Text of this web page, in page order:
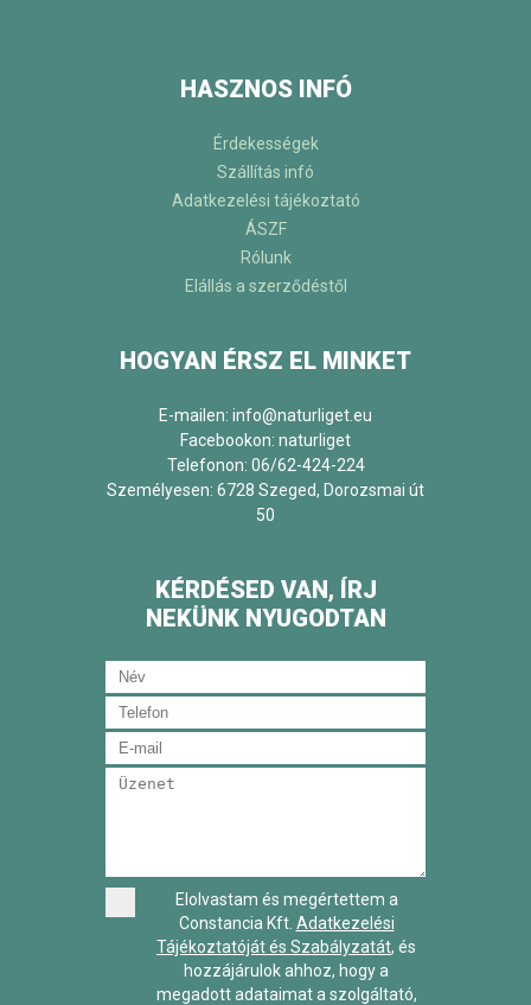
HASZNOS INFÓ
Érdekességek
Szállítás infó
Adatkezelési tájékoztató
ÁSZF
Rólunk
Elállás a szerződéstől
HOGYAN ÉRSZ EL MINKET
E-mailen: info@naturliget.eu
Facebookon: naturliget
Telefonon: 06/62-424-224
Személyesen: 6728 Szeged, Dorozsmai út
50
KÉRDÉSED VAN, ÍRJ
NEKÜNK NYUGODTAN
Elolvastam és megértettem a
Constancia Kft. Adatkezelési
Tájékoztatóját és Szabályzatát, és
hozzájárulok ahhoz, hogy a
megadott adataimat a szolgáltató,